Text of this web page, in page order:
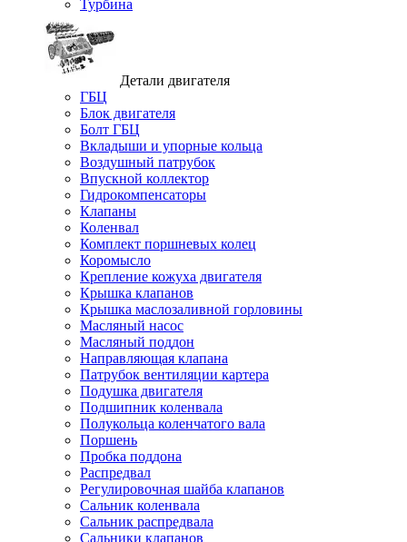
Турбина
Детали двигателя
ГБЦ
Блок двигателя
Болт ГБЦ
Вкладыши и упорные кольца
Воздушный патрубок
Впускной коллектор
Гидрокомпенсаторы
Клапаны
Коленвал
Комплект поршневых колец
Коромысло
Крепление кожуха двигателя
Крышка клапанов
Крышка маслозаливной горловины
Масляный насос
Масляный поддон
Направляющая клапана
Патрубок вентиляции картера
Подушка двигателя
Подшипник коленвала
Полукольца коленчатого вала
Поршень
Пробка поддона
Распредвал
Регулировочная шайба клапанов
Сальник коленвала
Сальник распредвала
Сальники клапанов